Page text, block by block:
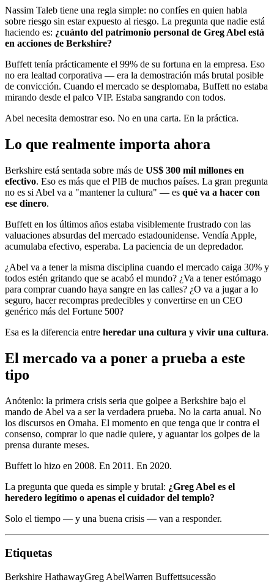
Nassim Taleb tiene una regla simple: no confíes en quien habla
sobre riesgo sin estar expuesto al riesgo. La pregunta que nadie está
haciendo es: ¿cuánto del patrimonio personal de Greg Abel está
en acciones de Berkshire?
Buffett tenía prácticamente el 99% de su fortuna en la empresa. Eso
no era lealtad corporativa — era la demostración más brutal posible
de convicción. Cuando el mercado se desplomaba, Buffett no estaba
mirando desde el palco VIP. Estaba sangrando con todos.
Abel necesita demostrar eso. No en una carta. En la práctica.
Lo que realmente importa ahora
Berkshire está sentada sobre más de US$ 300 mil millones en
efectivo. Eso es más que el PIB de muchos países. La gran pregunta
no es si Abel va a "mantener la cultura" — es qué va a hacer con
ese dinero.
Buffett en los últimos años estaba visiblemente frustrado con las
valuaciones absurdas del mercado estadounidense. Vendía Apple,
acumulaba efectivo, esperaba. La paciencia de un depredador.
¿Abel va a tener la misma disciplina cuando el mercado caiga 30% y
todos estén gritando que se acabó el mundo? ¿Va a tener estómago
para comprar cuando haya sangre en las calles? ¿O va a jugar a lo
seguro, hacer recompras predecibles y convertirse en un CEO
genérico más del Fortune 500?
Esa es la diferencia entre heredar una cultura y vivir una cultura.
El mercado va a poner a prueba a este
tipo
Anótenlo: la primera crisis seria que golpee a Berkshire bajo el
mando de Abel va a ser la verdadera prueba. No la carta anual. No
los discursos en Omaha. El momento en que tenga que ir contra el
consenso, comprar lo que nadie quiere, y aguantar los golpes de la
prensa durante meses.
Buffett lo hizo en 2008. En 2011. En 2020.
La pregunta que queda es simple y brutal: ¿Greg Abel es el
heredero legítimo o apenas el cuidador del templo?
Solo el tiempo — y una buena crisis — van a responder.
Etiquetas
Berkshire HathawayGreg AbelWarren Buffettsucessão